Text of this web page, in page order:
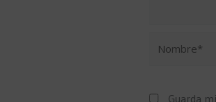
Guarda